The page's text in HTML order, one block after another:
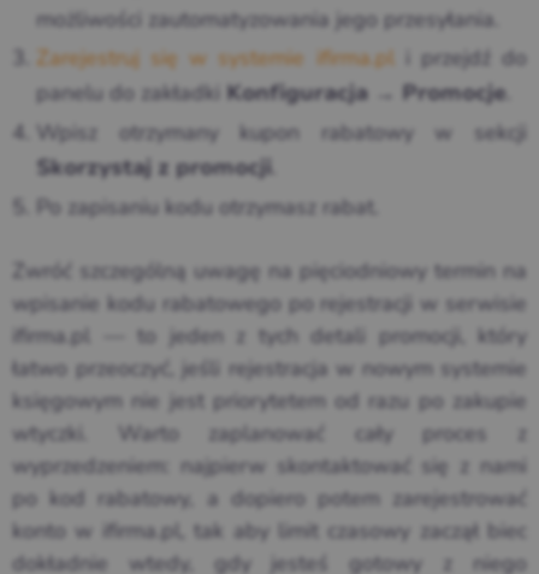
możliwości zautomatyzowania jego przesyłania.
Zarejestruj się w systemie ifirma.pl i przejdź do
panelu do zakładki
Konfiguracja → Promocje
Wpisz otrzymany kupon rabatowy w sekcji
Skorzystaj z promocji
Po zapisaniu kodu otrzymasz rabat.
Zwróć szczególną uwagę na pięciodniowy termin na
wpisanie kodu rabatowego po rejestracji w serwisie
ifirma.pl — to jeden z tych detali promocji, który
łatwo przeoczyć, jeśli rejestracja w nowym systemie
księgowym nie jest priorytetem od razu po zakupie
wtyczki. Warto zaplanować cały proces z
wyprzedzeniem: najpierw skontaktować się z nami
po kod rabatowy, a dopiero potem zarejestrować
konto w ifirma.pl, tak aby limit czasowy zaczął biec
dokładnie wtedy, gdy jesteś gotowy z niego